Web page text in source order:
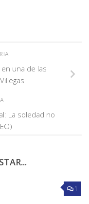
una de las
La soledad no
1